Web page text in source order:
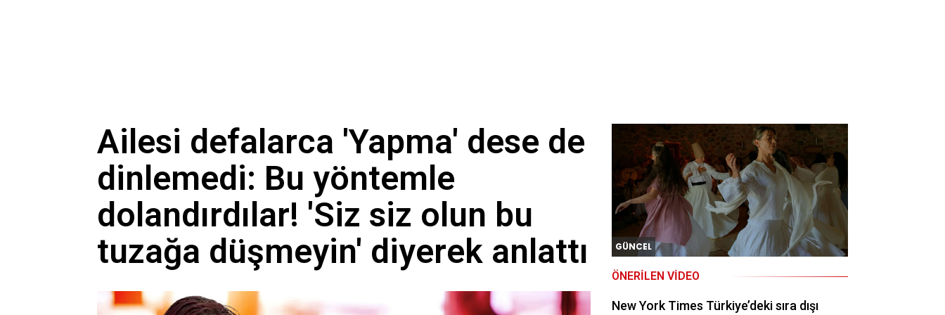
Ailesi defalarca 'Yapma' dese de
dinlemedi: Bu yöntemle
dolandırdılar! 'Siz siz olun bu
tuzağa düşmeyin' diyerek anlattı
GÜNCEL
ÖNERILEN VIDEO
New York Times Türkiye’deki sıra dışı